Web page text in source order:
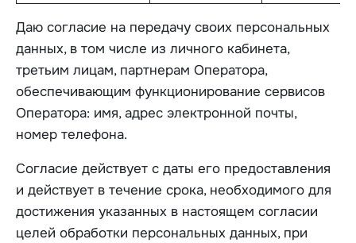
Даю согласие на передачу своих персональных
данных, в том числе из личного кабинета,
третьим лицам, партнерам Оператора,
обеспечивающим функционирование сервисов
Оператора: имя, адрес электронной почты,
номер телефона.
Согласие действует с даты его предоставления
и действует в течение срока, необходимого для
достижения указанных в настоящем согласии
целей обработки персональных данных, при